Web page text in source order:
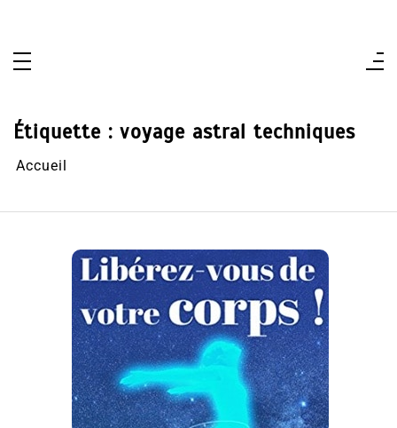
Étiquette : voyage astral techniques
Accueil